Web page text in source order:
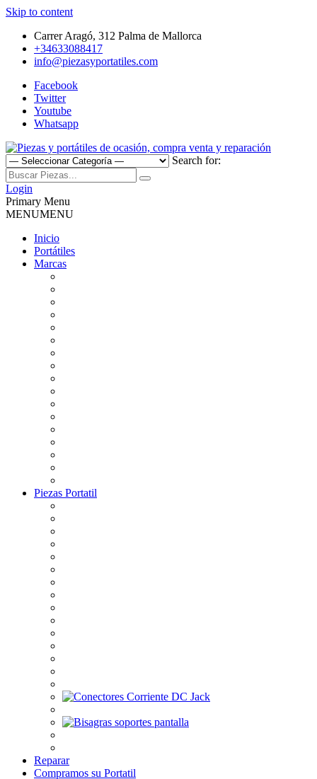
Skip to content
Carrer Aragó, 312 Palma de Mallorca
+34633088417
info@piezasyportatiles.com
Facebook
Twitter
Youtube
Whatsapp
Piezas y portátiles de ocasión,
compra venta y reparación
Todo lo que necesitas para reparar tu portatil, Pantallas, Teclas,
Teclados, Baterías, Carcasas, Placas, Gráficas, Procesadores,
Ventiladores
Search for:
Login
Primary Menu
MENUMENU
Inicio
Portátiles
Marcas
Piezas Portatil
Reparar
Compramos su Portatil